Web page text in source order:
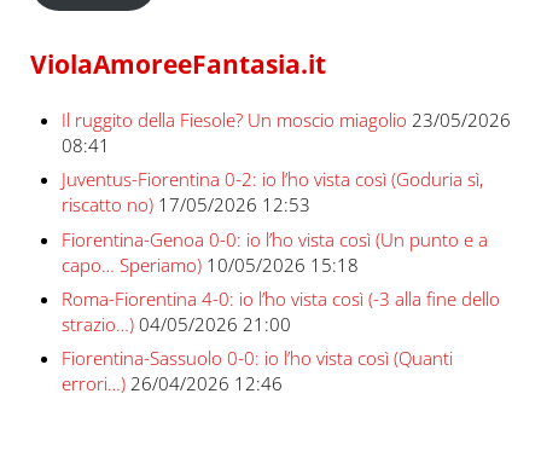
ViolaAmoreeFantasia.it
Il ruggito della Fiesole? Un moscio miagolio 23/05/2026
08:41
Juventus-Fiorentina 0-2: io l’ho vista così (Goduria sì,
riscatto no) 17/05/2026 12:53
Fiorentina-Genoa 0-0: io l’ho vista così (Un punto e a
capo… Speriamo) 10/05/2026 15:18
Roma-Fiorentina 4-0: io l’ho vista così (-3 alla fine dello
strazio…) 04/05/2026 21:00
Fiorentina-Sassuolo 0-0: io l’ho vista così (Quanti
errori…) 26/04/2026 12:46